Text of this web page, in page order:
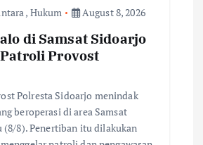
, Hukum August 8, 2026
di Samsat Sidoarjo
Provost
Polresta Sidoarjo menindak
beroperasi di area Samsat
(8/8). Penertiban itu dilakukan